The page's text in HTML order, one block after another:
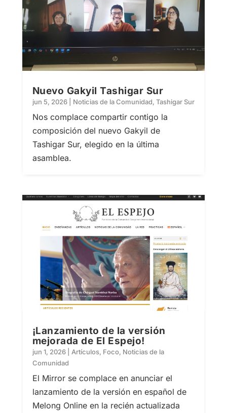
Nuevo Gakyil Tashigar Sur
jun 5, 2026| Noticias de la Comunidad, Tashigar Sur
Nos complace compartir contigo la
composición del nuevo Gakyil de
Tashigar Sur, elegido en la última
asamblea.
¡Lanzamiento de la versión
mejorada de El Espejo!
jun 1, 2026| Artículos, Foco, Noticias de la
Comunidad
El Mirror se complace en anunciar el
lanzamiento de la versión en español de
Melong Online en la recién actualizada